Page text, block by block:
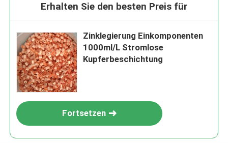
Erhalten Sie den besten Preis für
Zinklegierung Einkomponenten
1000ml/L Stromlose
Kupferbeschichtung
Fortsetzen